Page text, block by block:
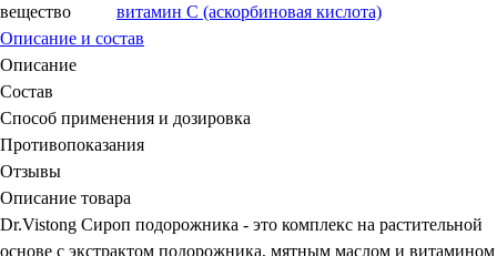
вещество
витамин С (аскорбиновая кислота)
Описание и состав
Описание
Состав
Способ применения и дозировка
Противопоказания
Отзывы
Описание товара
Dr.Vistong Сироп подорожника - это комплекс на растительной
основе с экстрактом подорожника, мятным маслом и витамином